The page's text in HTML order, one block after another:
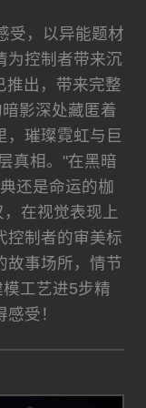
受，以异能题材
为控制者带来沉
推出，带来完整
影深处藏匿着
，璀璨霓虹与巨
真相。"在黑暗
还是命运的枷
在视觉表现上
控制者的审美标
故事场所，情节
工艺进5步精
受！